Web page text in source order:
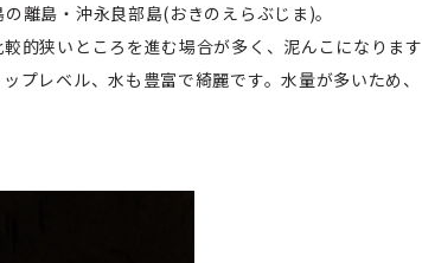
離島・沖永良部島(おきのえらぶじま)。
的狭いところを進む場合が多く、泥んこになります
プレベル、水も豊富で綺麗です。水量が多いため、